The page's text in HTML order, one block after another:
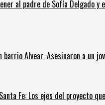
al padre de Sofía Delgado
barrio Alvear: Asesinaron a un
Fe: Los ejes del proyecto